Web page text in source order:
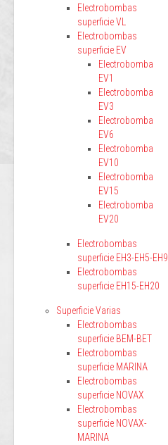
Electrobombas
superficie VL
Electrobombas
superficie EV
Electrobomba
EV1
Electrobomba
EV3
Electrobomba
EV6
Electrobomba
EV10
Electrobomba
EV15
Electrobomba
EV20
Electrobombas
superficie EH3-EH5-EH9
Electrobombas
superficie EH15-EH20
Superficie Varias
Electrobombas
superficie BEM-BET
Electrobombas
superficie MARINA
Electrobombas
superficie NOVAX
Electrobombas
superficie NOVAX-
MARINA